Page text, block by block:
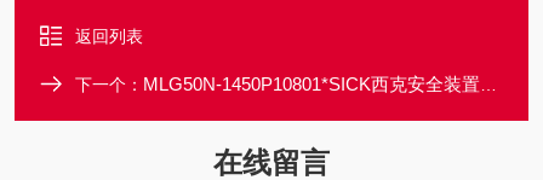
返回列表
下一个： MLG50N-1450P10801*SICK西克安全装置光栅价格优势大
在线留言